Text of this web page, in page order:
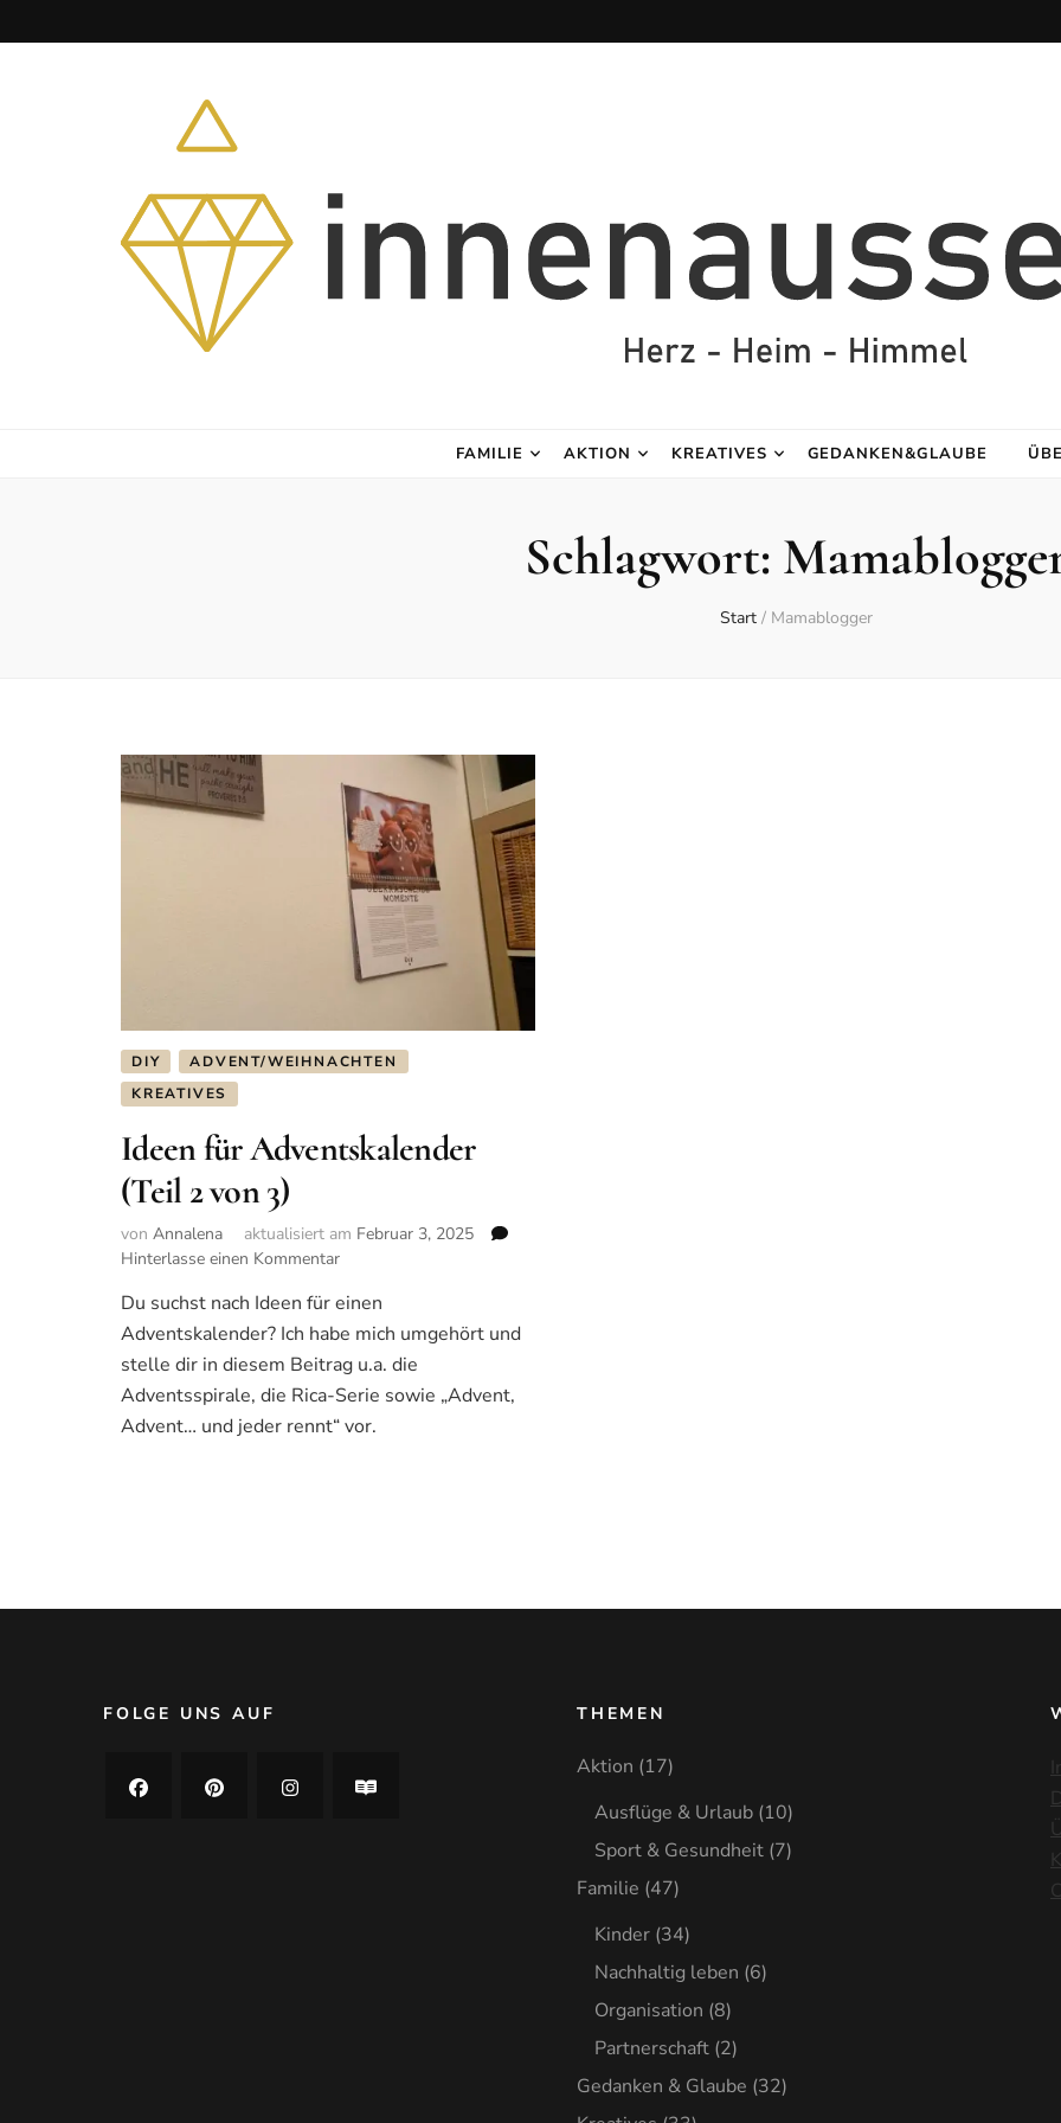
FAMILIE AKTION KREATIVES GEDANKEN&GLAUBE
Schlagwort:
Start / Mamablogger
DIY
ADVENT/WEIHNACHTEN
KREATIVES
Ideen für Adventskalender
(Teil 2 von 3)
von Annalena aktualisiert am Februar 3, 2025
Hinterlasse einen Kommentar
für
Adventskalender
(Teil
2
von
3)
Du suchst nach Ideen für einen
Adventskalender? Ich habe mich umgehört und
stelle dir in diesem Beitrag u.a. die
Adventsspirale, die Rica-Serie sowie „Advent,
Advent… und jeder rennt“ vor.
FOLGE UNS AUF THEMEN
Aktion (17)
Ausflüge & Urlaub (10)
Sport & Gesundheit (7)
Familie (47)
Kinder (34)
Nachhaltig leben (6)
Organisation (8)
Partnerschaft (2)
Gedanken & Glaube (32)